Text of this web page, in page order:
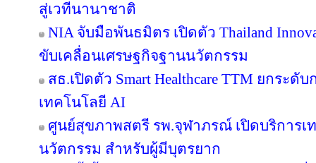
สู่เวทีนานาชาติ
NIA จับมือพันธมิตร เปิดตัว Thailand
ขับเคลื่อนเศรษฐกิจฐานนวัตกรรม
สธ.เปิดตัว Smart Healthcare TTM ยกระ
เทคโนโลยี AI
ศูนย์สุขภาพสตรี รพ.จุฬาภรณ์ เปิดบริการเ
นวัตกรรม สำหรับผู้มีบุตรยาก